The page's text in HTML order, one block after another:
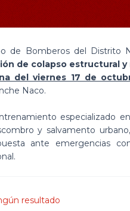
de Bomberos del Distrito
de colapso estructural
del viernes 17 de
Naco.
especializado
y salvamento
ante emergencias
resultado